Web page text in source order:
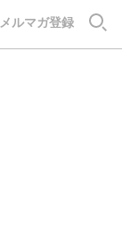
メルマガ登録